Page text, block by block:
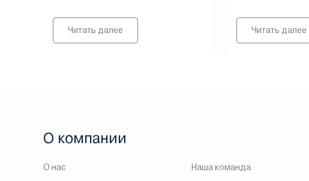
Читать далее Читать далее
О компании
О нас Наша команда